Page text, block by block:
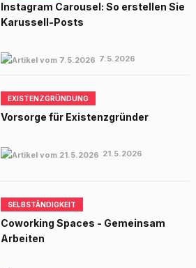
Instagram Carousel: So erstellen Sie
Karussell-Posts
7.5.2026
EXISTENZGRÜNDUNG
Vorsorge für Existenzgründer
21.5.2026
SELBSTÄNDIGKEIT
Coworking Spaces - Gemeinsam
Arbeiten